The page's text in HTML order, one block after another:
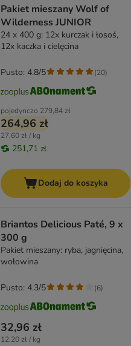
Pakiet mieszany Wolf of
Wilderness JUNIOR
24 x 400 g: 12x kurczak i łosoś,
12x kaczka i cielęcina
pojedynczo 279,84 zł
264,96 zł
27,60 zł / kg
251,71 zł
Pusto: 4.8/5 (20)
Dodaj do koszyka
Briantos Delicious Paté, 9 x
300 g
Pakiet mieszany: ryba, jagnięcina,
wołowina
32,96 zł
12,20 zł / kg
Pusto: 4.3/5 (6)